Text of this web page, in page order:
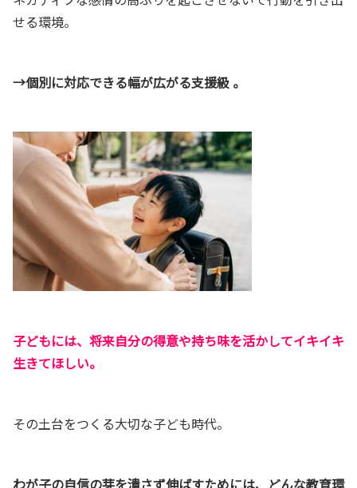
せる環境。
→個別に対応できる幅が広がる支援級 。
子どもには、将来自分の得意や持ち味を活かしてイキイキ
生きてほしい。
その土台をつくる大切な子ども時代。
わが子の自信の芽を潰さず伸ばすためには、どんな教育環